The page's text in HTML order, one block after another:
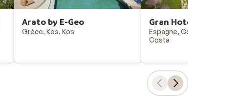
Arato by E-Geo
Grèce, Kos, Kos
Gran Hotel Costa del
Espagne, Costa del Sol,
Costa